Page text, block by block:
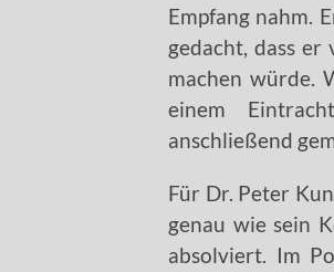
Empfang nahm.
gedacht, dass
machen würde.
einem
anschließend
Für Dr. Peter
genau wie sein
absolviert. Im